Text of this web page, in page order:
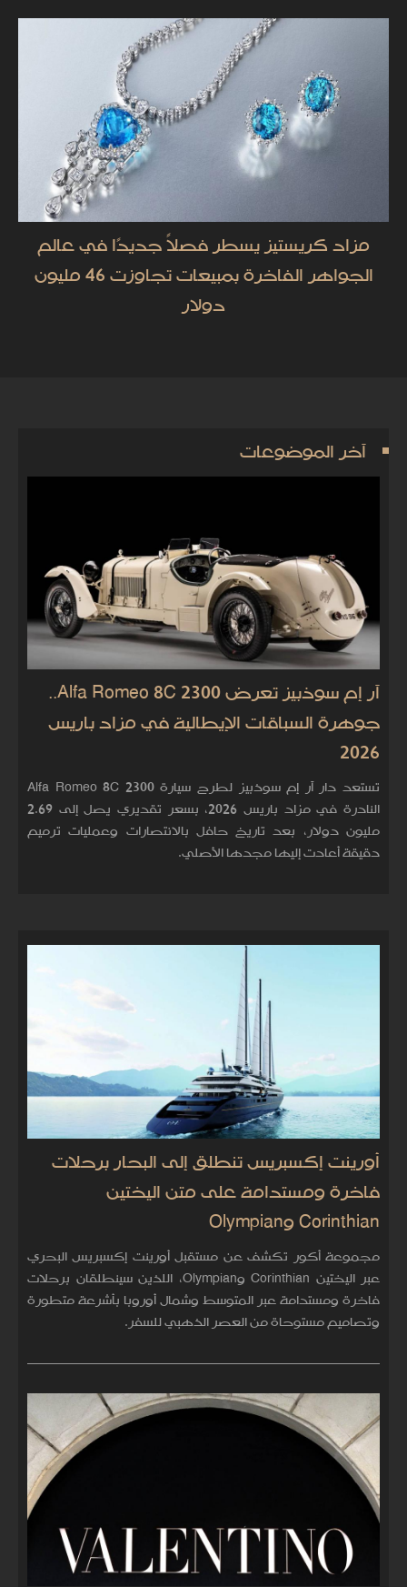
مزاد كريستيز يسطر فصلاً جديدًا في عالم
الجواهر الفاخرة بمبيعات تجاوزت 46 مليون
دولار
آخر الموضوعات
آر إم سوذبيز تعرض Alfa Romeo 8C 2300..
جوهرة السباقات الإيطالية في مزاد باريس
2026
تستعد دار آر إم سوذبيز لطرح سيارة Alfa Romeo 8C 2300
النادرة في مزاد باريس 2026، بسعر تقديري يصل إلى 2.69
مليون دولار، بعد تاريخ حافل بالانتصارات وعمليات ترميم
دقيقة أعادت إليها مجدها الأصلي.
أورينت إكسبريس تنطلق إلى البحار برحلات
فاخرة ومستدامة على متن اليختين
Corinthian وOlympian
مجموعة أكور تكشف عن مستقبل أورينت إكسبريس البحري
عبر اليختين Corinthian وOlympian، اللذين سينطلقان برحلات
فاخرة ومستدامة عبر المتوسط وشمال أوروبا بأشرعة متطورة
وتصاميم مستوحاة من العصر الذهبي للسفر.